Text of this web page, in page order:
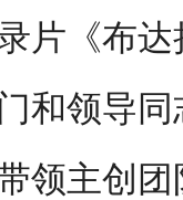
片《布
和领导
领主创